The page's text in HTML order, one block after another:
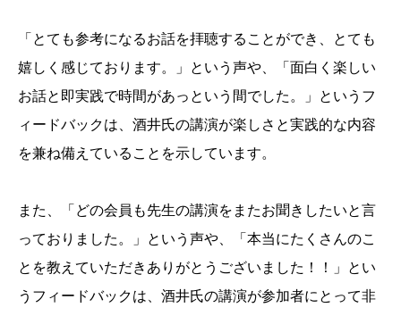
「とても参考になるお話を拝聴することができ、とても
嬉しく感じております。」という声や、「面白く楽しい
お話と即実践で時間があっという間でした。」というフ
ィードバックは、酒井氏の講演が楽しさと実践的な内容
を兼ね備えていることを示しています。
また、「どの会員も先生の講演をまたお聞きしたいと言
っておりました。」という声や、「本当にたくさんのこ
とを教えていただきありがとうございました！！」とい
うフィードバックは、酒井氏の講演が参加者にとって非